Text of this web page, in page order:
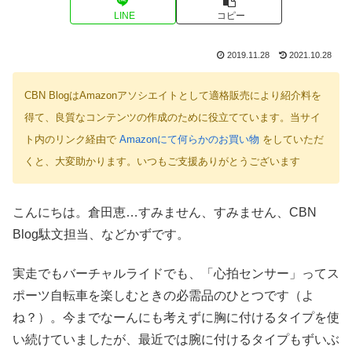
LINE コピー
2019.11.28 2021.10.28
CBN BlogはAmazonアソシエイトとして適格販売により紹介料を
得て、良質なコンテンツの作成のために役立てています。当サイ
ト内のリンク経由で Amazonにて何らかのお買い物 をしていただ
くと、大変助かります。いつもご支援ありがとうございます
こんにちは。倉田恵…すみません、すみません、CBN
Blog駄文担当、などかずです。
実走でもバーチャルライドでも、「心拍センサー」ってス
ポーツ自転車を楽しむときの必需品のひとつです（よ
ね？）。今までなーんにも考えずに胸に付けるタイプを使
い続けていましたが、最近では腕に付けるタイプもずいぶ